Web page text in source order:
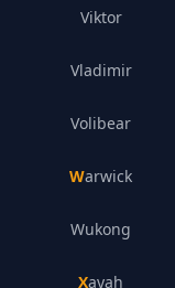
Viktor
Vladimir
Volibear
Warwick
Wukong
Xayah